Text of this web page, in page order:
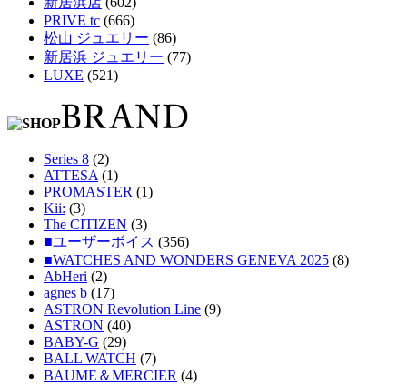
PRIVE tc (666)
松山 ジュエリー (86)
新居浜 ジュエリー (77)
LUXE (521)
Series 8 (2)
ATTESA (1)
PROMASTER (1)
Kii: (3)
The CITIZEN (3)
■ユーザーボイス (356)
■WATCHES AND WONDERS GENEVA 2025 (8)
AbHeri (2)
agnes b (17)
ASTRON Revolution Line (9)
ASTRON (40)
BABY-G (29)
BALL WATCH (7)
BAUME＆MERCIER (4)